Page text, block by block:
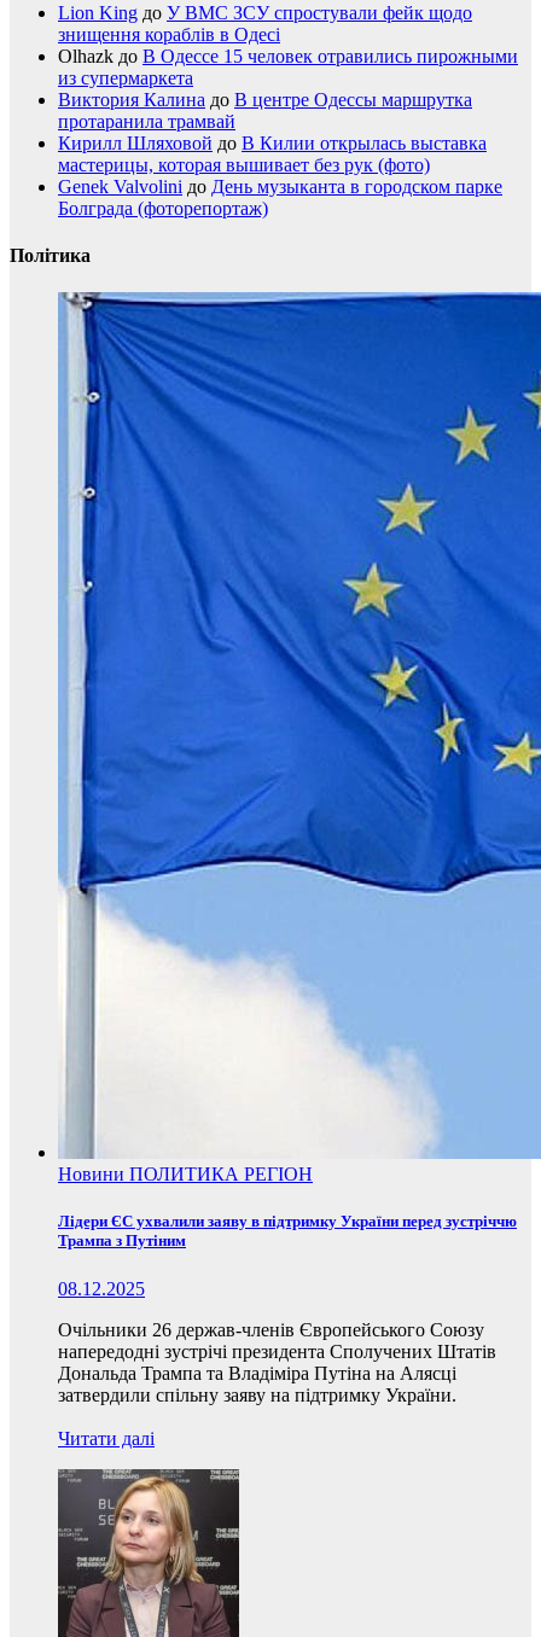
Lion King до У ВМС ЗСУ спростували фейк щодо
знищення кораблів в Одесі
Olhazk до В Одессе 15 человек отравились пирожными
из супермаркета
Виктория Калина до В центре Одессы маршрутка
протаранила трамвай
Кирилл Шляховой до В Килии открылась выставка
мастерицы, которая вышивает без рук (фото)
Genek Valvolini до День музыканта в городском парке
Болграда (фоторепортаж)
Політика
Новини ПОЛИТИКА РЕГІОН
Лідери ЄС ухвалили заяву в підтримку України перед зустріччю
Трампа з Путіним
08.12.2025
Очільники 26 держав-членів Європейського Союзу
напередодні зустрічі президента Сполучених Штатів
Дональда Трампа та Владіміра Путіна на Алясці
затвердили спільну заяву на підтримку України.
Читати далі